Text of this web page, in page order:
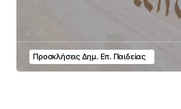
Προσκλήσεις Δημ. Επ. Παιδείας